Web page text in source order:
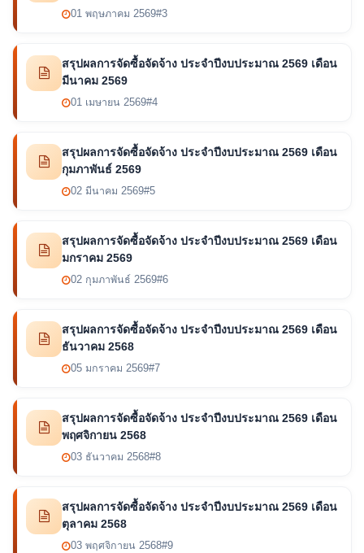
01 พฤษภาคม 2569#3
สรุปผลการจัดซื้อจัดจ้าง ประจำปีงบประมาณ 2569 เดือน
มีนาคม 2569
01 เมษายน 2569#4
สรุปผลการจัดซื้อจัดจ้าง ประจำปีงบประมาณ 2569 เดือน
กุมภาพันธ์ 2569
02 มีนาคม 2569#5
สรุปผลการจัดซื้อจัดจ้าง ประจำปีงบประมาณ 2569 เดือน
มกราคม 2569
02 กุมภาพันธ์ 2569#6
สรุปผลการจัดซื้อจัดจ้าง ประจำปีงบประมาณ 2569 เดือน
ธันวาคม 2568
05 มกราคม 2569#7
สรุปผลการจัดซื้อจัดจ้าง ประจำปีงบประมาณ 2569 เดือน
พฤศจิกายน 2568
03 ธันวาคม 2568#8
สรุปผลการจัดซื้อจัดจ้าง ประจำปีงบประมาณ 2569 เดือน
ตุลาคม 2568
03 พฤศจิกายน 2568#9